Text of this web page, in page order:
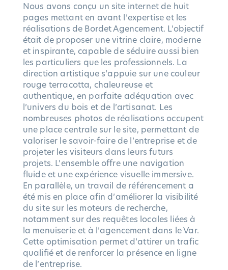
Nous avons conçu un site internet de huit
pages mettant en avant l’expertise et les
réalisations de Bordet Agencement. L’objectif
était de proposer une vitrine claire, moderne
et inspirante, capable de séduire aussi bien
les particuliers que les professionnels. La
direction artistique s’appuie sur une couleur
rouge terracotta, chaleureuse et
authentique, en parfaite adéquation avec
l’univers du bois et de l’artisanat. Les
nombreuses photos de réalisations occupent
une place centrale sur le site, permettant de
valoriser le savoir-faire de l’entreprise et de
projeter les visiteurs dans leurs futurs
projets. L’ensemble offre une navigation
fluide et une expérience visuelle immersive.
En parallèle, un travail de référencement a
été mis en place afin d’améliorer la visibilité
du site sur les moteurs de recherche,
notamment sur des requêtes locales liées à
la menuiserie et à l’agencement dans le Var.
Cette optimisation permet d’attirer un trafic
qualifié et de renforcer la présence en ligne
de l’entreprise.